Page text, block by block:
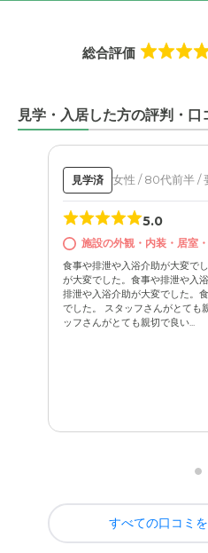
総合評価
見学・入居した方の評判・口
見学済 女性 / 80代前半 /
5.0
施設の外観・内装・居室
食事や排泄や入浴介助が大変で
が大変でした。食事や排泄や入
排泄や入浴介助が大変でした。
でした。 スタッフさんがとても
ッフさんがとても親切で良い...
すべての口コミを